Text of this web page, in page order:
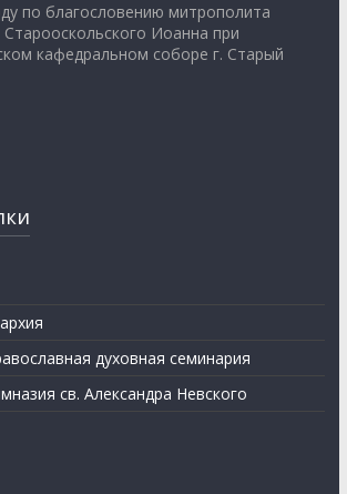
по благословению митрополита
Старооскольского Иоанна при
кафедральном соборе г. Старый
духовная семинария
св. Александра Невского